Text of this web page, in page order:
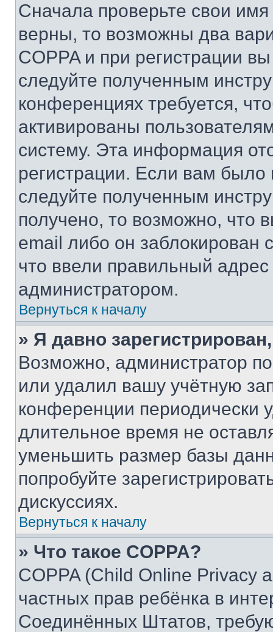
Сначала проверьте свои
верны, то возможны два
COPPA и при регистрации
следуйте полученным
конференциях требуется,
активированы
систему. Эта информация
регистрации. Если вам
следуйте полученным
получено, то возможно, что
email либо он
что ввели правильный адрес
администратором.
Вернуться к началу
» Я давно
Возможно, администратор
или удалил вашу учётную
конференции периодически
длительное время не
уменьшить размер базы
попробуйте
дискуссиях.
Вернуться к началу
» Что такое COPPA?
COPPA (Child Online Privacy
частных прав ребёнка в
Соединённых Штатов,